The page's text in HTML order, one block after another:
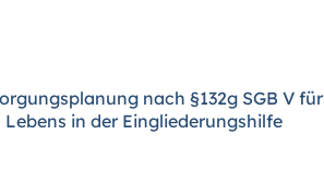
nach §132g SGB V für
Lebens in der Eingliederungshilfe